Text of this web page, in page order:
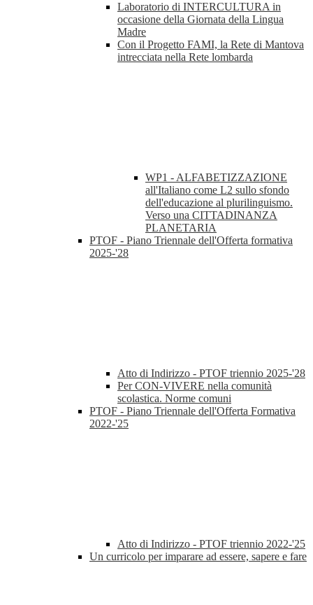
Laboratorio di INTERCULTURA in
occasione della Giornata della Lingua
Madre
Con il Progetto FAMI, la Rete di Mantova
intrecciata nella Rete lombarda
WP1 - ALFABETIZZAZIONE
all'Italiano come L2 sullo sfondo
dell'educazione al plurilinguismo.
Verso una CITTADINANZA
PLANETARIA
PTOF - Piano Triennale dell'Offerta formativa
2025-'28
Atto di Indirizzo - PTOF triennio 2025-'28
Per CON-VIVERE nella comunità
scolastica. Norme comuni
PTOF - Piano Triennale dell'Offerta Formativa
2022-'25
Atto di Indirizzo - PTOF triennio 2022-'25
Un curricolo per imparare ad essere, sapere e fare